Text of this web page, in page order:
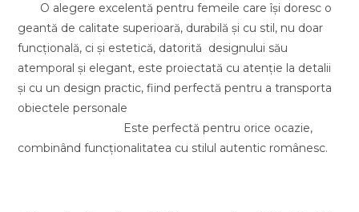
O alegere excelentă pentru femeile care își doresc o
geantă de calitate superioară, durabilă și cu stil, nu doar
funcțională, ci și estetică, datorită designului său
atemporal și elegant, este proiectată cu atenție la detalii
și cu un design practic, fiind perfectă pentru a transporta
obiectele personale
Este perfectă pentru orice ocazie,
combinând funcționalitatea cu stilul autentic românesc.